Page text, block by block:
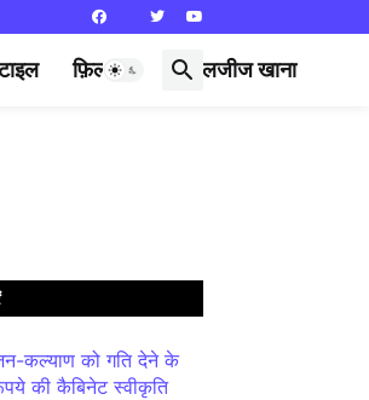
फ़िल्मी दुनिया लजीज खाना
कल्याण को गति देने के
की कैबिनेट स्वीकृति